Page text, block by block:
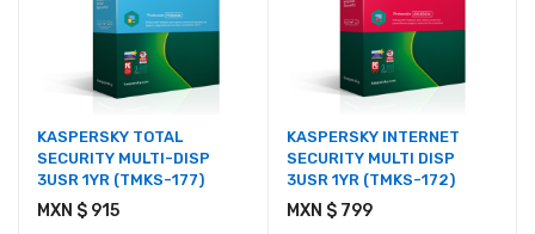
KASPERSKY TOTAL
SECURITY MULTI-DISP
3USR 1YR (TMKS-177)
MXN $ 915
KASPERSKY INTERNET
SECURITY MULTI DISP
3USR 1YR (TMKS-172)
MXN $ 799